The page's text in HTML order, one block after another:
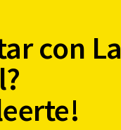
con La